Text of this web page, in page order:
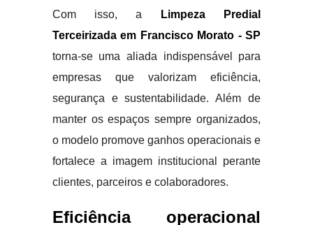
Com isso, a
Limpeza Predial
Terceirizada em Francisco Morato - SP
torna-se uma aliada indispensável para
empresas que valorizam eficiência,
segurança e sustentabilidade. Além de
manter os espaços sempre organizados,
o modelo promove ganhos operacionais e
fortalece a imagem institucional perante
clientes, parceiros e colaboradores.
Eficiência operacional